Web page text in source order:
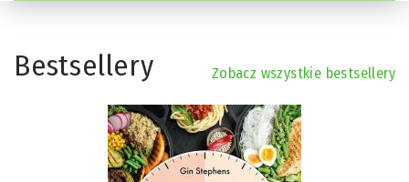
Bestsellery Zobacz wszystkie bestsellery